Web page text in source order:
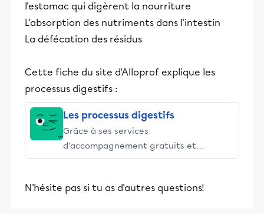
l'estomac qui digèrent la nourriture
L'absorption des nutriments dans l'intestin
La défécation des résidus
Cette fiche du site d'Alloprof explique les
processus digestifs :
Les processus digestifs
Grâce à ses services
d’accompagnement gratuits et
stimulants, Alloprof engage les élèves
éducative.
N'hésite pas si tu as d'autres questions!